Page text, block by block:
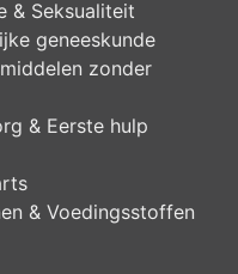
& Seksualiteit
geneeskunde
zonder
& Eerste hulp
& Voedingsstoffen